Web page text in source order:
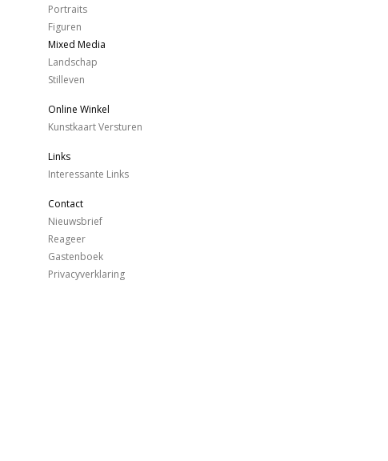
Portraits
Figuren
Mixed Media
Landschap
Stilleven
Online Winkel
Kunstkaart Versturen
Links
Interessante Links
Contact
Nieuwsbrief
Reageer
Gastenboek
Privacyverklaring